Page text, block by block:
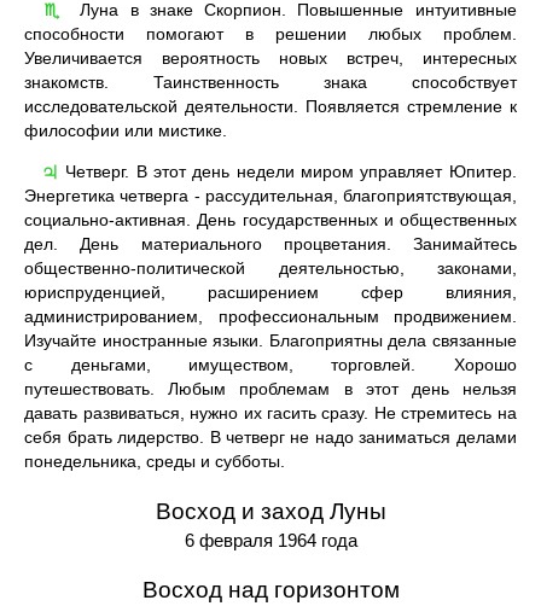
♏
Луна в знаке Скорпион. Повышенные интуитивные
способности помогают в решении любых проблем.
Увеличивается вероятность новых встреч, интересных
знакомств. Таинственность знака способствует
исследовательской деятельности. Появляется стремление к
философии или мистике.
♃
Четверг. В этот день недели миром управляет Юпитер.
Энергетика четверга - рассудительная, благоприятствующая,
социально-активная. День государственных и общественных
дел. День материального процветания. Занимайтесь
общественно-политической деятельностью, законами,
юриспруденцией, расширением сфер влияния,
администрированием, профессиональным продвижением.
Изучайте иностранные языки. Благоприятны дела связанные
с деньгами, имуществом, торговлей. Хорошо
путешествовать. Любым проблемам в этот день нельзя
давать развиваться, нужно их гасить сразу. Не стремитесь на
себя брать лидерство. В четверг не надо заниматься делами
понедельника, среды и субботы.
Восход и заход Луны
6 февраля 1964 года
Восход над горизонтом